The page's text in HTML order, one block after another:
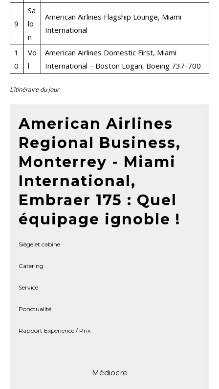
9
Sa
lo
n
American Airlines Flagship Lounge, Miami
International
1
0
Vo
l
American Airlines Domestic First, Miami
International – Boston Logan, Boeing 737-700
L’itinéraire du jour
American Airlines
Regional Business,
Monterrey - Miami
International,
Embraer 175 : Quel
équipage ignoble !
Siège et cabine
Catering
Service
Ponctualité
Rapport Expérience / Prix
Médiocre